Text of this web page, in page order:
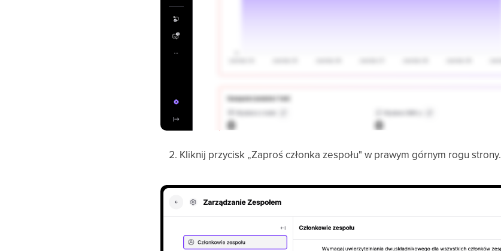
Kliknij przycisk „Zaproś członka zespołu" w prawym górnym rogu strony.